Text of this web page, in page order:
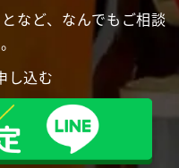
など、なんでもご相談
し込む